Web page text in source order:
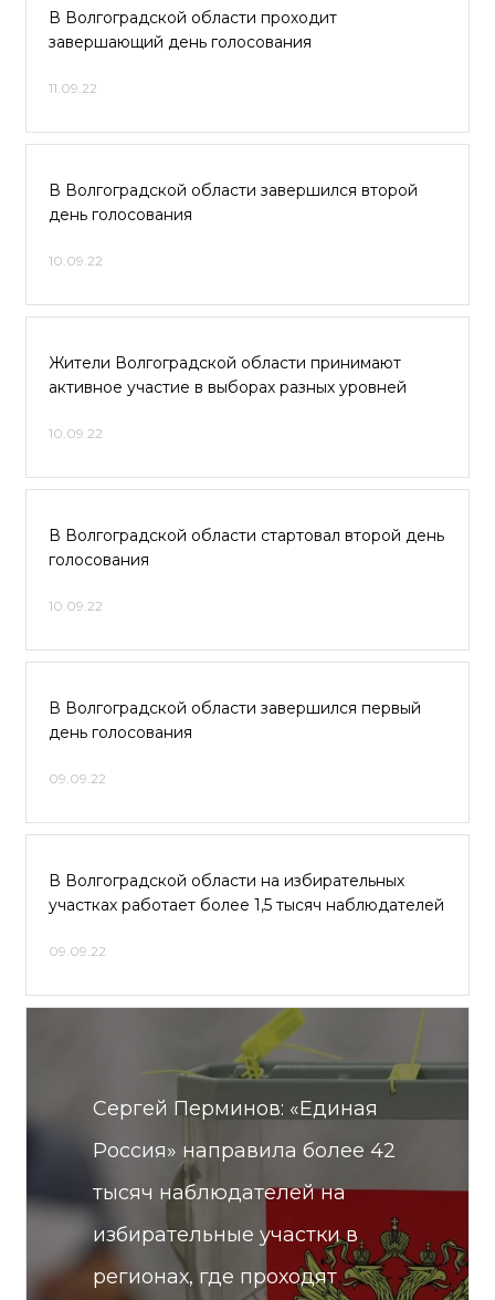
В Волгоградской области проходит
завершающий день голосования
11.09.22
В Волгоградской области завершился второй
день голосования
10.09.22
Жители Волгоградской области принимают
активное участие в выборах разных уровней
10.09.22
В Волгоградской области стартовал второй день
голосования
10.09.22
В Волгоградской области завершился первый
день голосования
09.09.22
В Волгоградской области на избирательных
участках работает более 1,5 тысяч наблюдателей
09.09.22
Сергей Перминов: «Единая
Россия» направила более 42
тысяч наблюдателей на
избирательные участки в
регионах, где проходят